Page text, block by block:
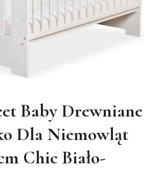
Baby Drewniane
Dla Niemowląt
Chic Biało-